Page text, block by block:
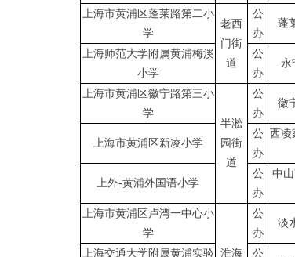
上海市黄浦区蓬莱路第二小
学
老西
门街
道
公
办
蓬
上海师范大学附属黄浦梅溪
小学
公
办
永
上海市黄浦区徽宁路第三小
学
半淞
园街
道
公
办
徽
上海市黄浦区新凌小学
公
办
西凌
上外-黄浦外国语小学
公
办
中
上海市黄浦区卢湾一中心小
学
淮海
公
办
淡
上海交通大学附属黄浦实验
公